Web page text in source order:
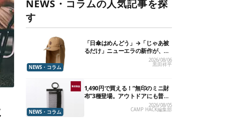
NEWS・コラムの人気記事を探
す
NEWS・コラム
「日傘はめんどう」→「じゃあ被
るだけ」ニューエラの新作が、真
2026/08/06
黒田祥平
NEWS・コラム
1,490円で買える！“無印のミニ財
布”3種登場。アウトドアにも普段
2026/08/05
CAMP HACK編集部